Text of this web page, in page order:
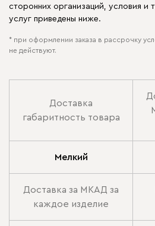
сторонних организаций, условия и
услуг приведены ниже.
* при оформлении заказа в рассрочку
не действуют.
Доставка
габаритность товара
Мелкий
Доставка за МКАД за
каждое изделие